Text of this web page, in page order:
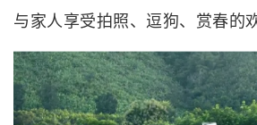
与家人享受拍照、逗狗、赏春的